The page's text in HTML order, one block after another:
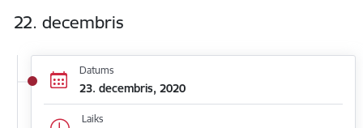
22. decembris
Datums
23. decembris, 2020
Laiks